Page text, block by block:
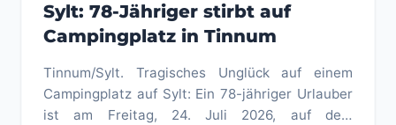
Sylt: 78-Jähriger stirbt auf
Campingplatz in Tinnum
Tinnum/Sylt. Tragisches Unglück auf einem
Campingplatz auf Sylt: Ein 78-jähriger Urlauber
ist am Freitag, 24. Juli 2026, auf dem